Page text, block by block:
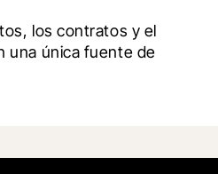
los contratos y el
una única fuente de